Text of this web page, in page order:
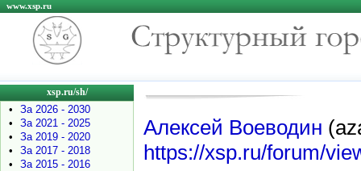
www.xsp.ru
xsp.ru/sh/
•
За 2026 - 2030
•
За 2021 - 2025
•
За 2019 - 2020
•
За 2017 - 2018
•
За 2015 - 2016
Алексей Воеводин
https://xsp.ru/forum/